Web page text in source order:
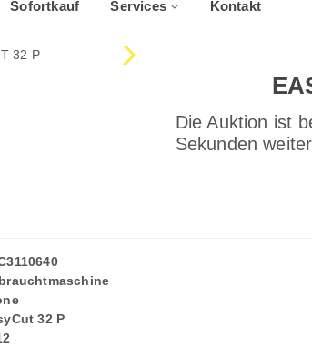
Sofortkauf Services Kontakt
Die Auktion ist
Sekunden
32 P